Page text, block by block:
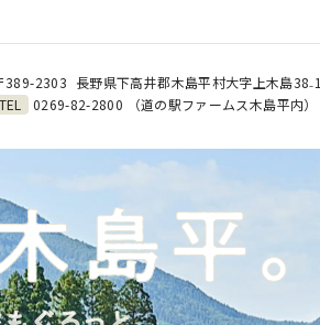
389-2303 長野県下高井郡木島平村大字上木島38₋1
TEL
0269-82-2800 （道の駅ファームス木島平内）